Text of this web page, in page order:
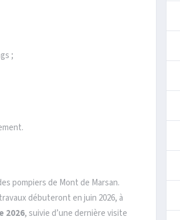
;
pompiers de Mont de Marsan.
débuteront en juin 2026, à
2026, suivie d’une dernière visite